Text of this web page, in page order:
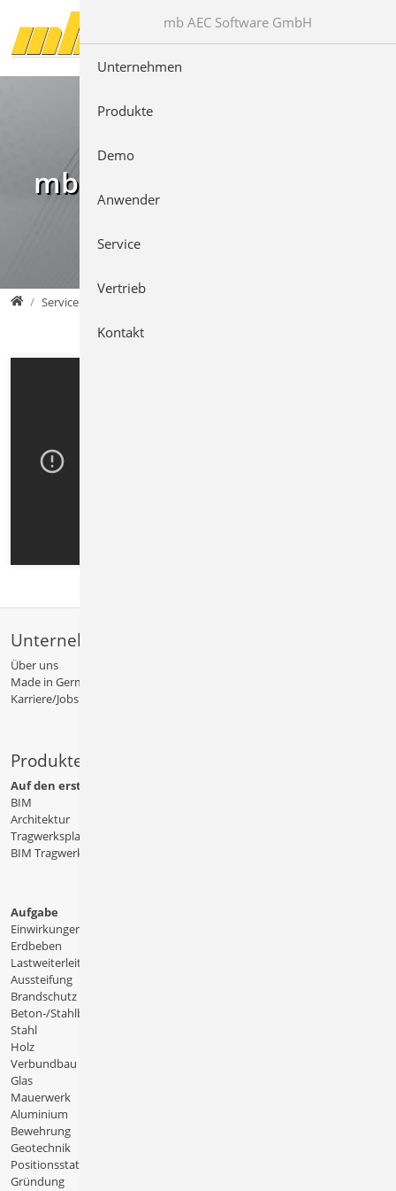
Direkt zur Hauptnavigation springen
Direkt zum Inhalt springen
mb Videos
mb AEC Software GmbH
Service
Unternehmen
Über uns
Made in Germany
Karriere/Jobs
Produkte
Auf den ersten Blick
BIM
Architektur
Tragwerksplanung
BIM Tragwerksplanung
Aufgabe
Einwirkungen
Erdbeben
Lastweiterleitung
Aussteifung
Brandschutz
Beton-/Stahlbeton
Stahl
Holz
Verbundbau
Glas
Mauerwerk
Aluminium
Bewehrung
Geotechnik
Positionsstatik
Gründung
mb AEC Software GmbH
Unternehmen
Produkte
Demo
Anwender
Service
Vertrieb
Kontakt